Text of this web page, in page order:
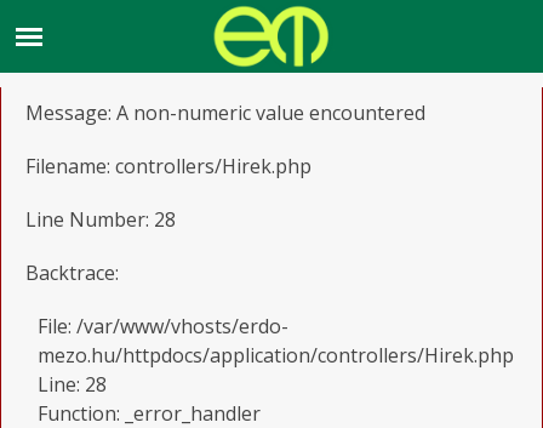
A PHP Error was encountered
Message: A non-numeric value encountered
Filename: controllers/Hirek.php
Line Number: 28
Backtrace:
File: /var/www/vhosts/erdo-
mezo.hu/httpdocs/application/controllers/Hirek.php
Line: 28
Function: _error_handler